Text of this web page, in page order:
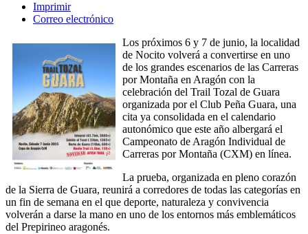
Imprimir
Correo electrónico
Los próximos 6 y 7 de junio, la localidad
de Nocito volverá a convertirse en uno
de los grandes escenarios de las Carreras
por Montaña en Aragón con la
celebración del Trail Tozal de Guara
organizada por el Club Peña Guara, una
cita ya consolidada en el calendario
autonómico que este año albergará el
Campeonato de Aragón Individual de
Carreras por Montaña (CXM) en línea.
La prueba, organizada en pleno corazón
de la Sierra de Guara, reunirá a corredores de todas las categorías en
un fin de semana en el que deporte, naturaleza y convivencia
volverán a darse la mano en uno de los entornos más emblemáticos
del Prepirineo aragonés.